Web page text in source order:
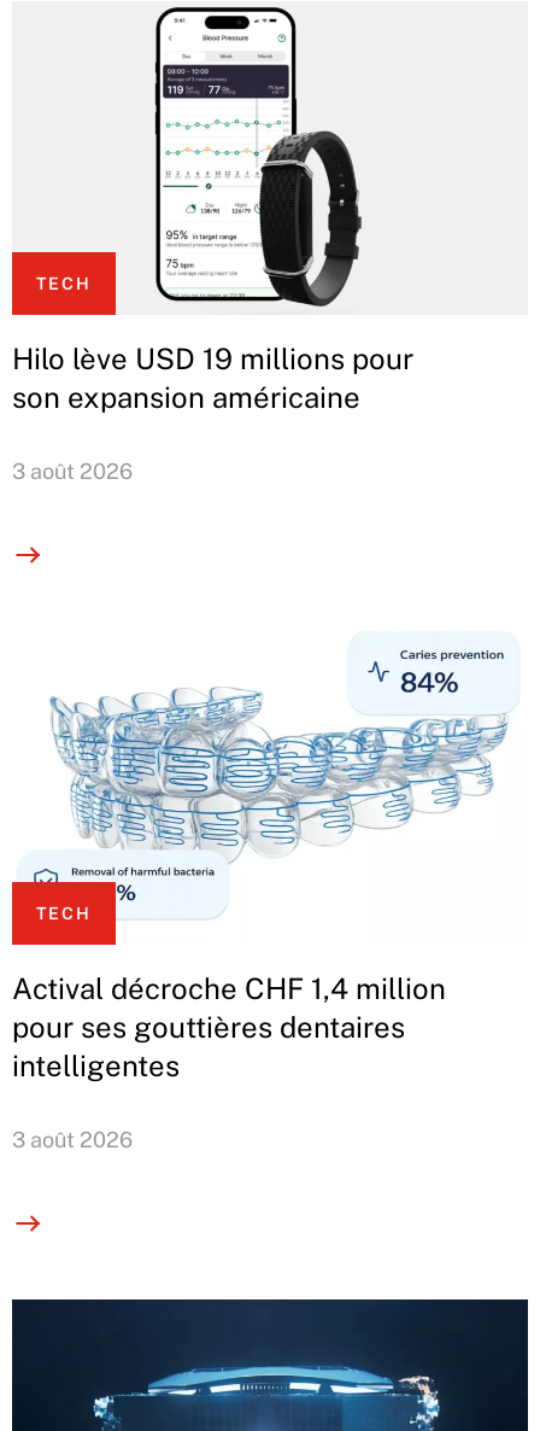
TECH
Hilo lève USD 19 millions pour
son expansion américaine
3 août 2026
TECH
Actival décroche CHF 1,4 million
pour ses gouttières dentaires
intelligentes
3 août 2026